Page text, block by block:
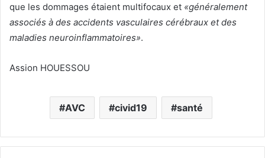
que les dommages étaient multifocaux et «généralement
associés à des accidents vasculaires cérébraux et des
maladies neuroinflammatoires».
Assion HOUESSOU
AVC civid19 santé